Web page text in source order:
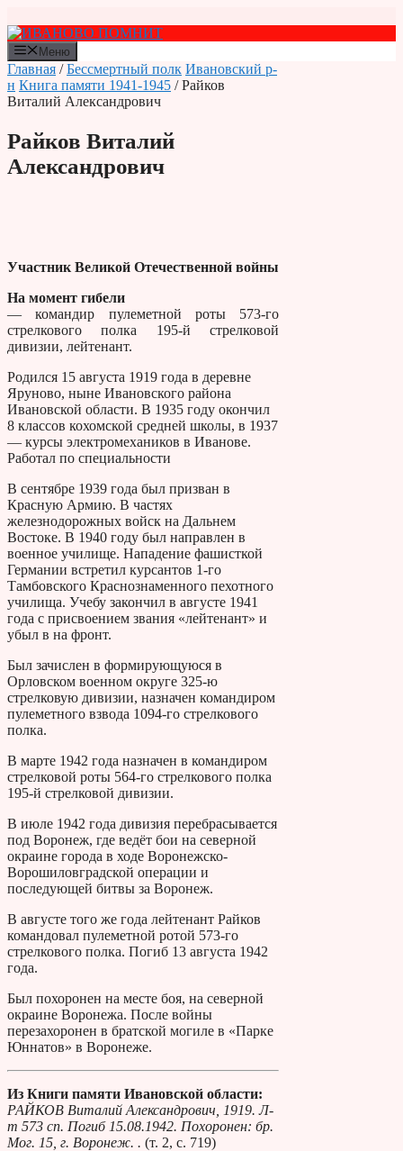
к
содержимому
Меню
Главная /Бессмертный полк Ивановский р-
н Книга памяти 1941-1945 / Райков
Виталий Александрович
Райков Виталий
Александрович
Участник Великой Отечественной войны
На момент гибели
— командир пулеметной роты 573-го
стрелкового полка 195-й стрелковой
дивизии, лейтенант.
Родился 15 августа 1919 года в деревне
Яруново, ныне Ивановского района
Ивановской области. В 1935 году окончил
8 классов кохомской средней школы, в 1937
— курсы электромехаников в Иванове.
Работал по специальности
В сентябре 1939 года был призван в
Красную Армию. В частях
железнодорожных войск на Дальнем
Востоке. В 1940 году был направлен в
военное училище. Нападение фашисткой
Германии встретил курсантов 1-го
Тамбовского Краснознаменного пехотного
училища. Учебу закончил в августе 1941
года с присвоением звания «лейтенант» и
убыл в на фронт.
Был зачислен в формирующуюся в
Орловском военном округе 325-ю
стрелковую дивизии, назначен командиром
пулеметного взвода 1094-го стрелкового
полка.
В марте 1942 года назначен в командиром
стрелковой роты 564-го стрелкового полка
195-й стрелковой дивизии.
В июле 1942 года дивизия перебрасывается
под Воронеж, где ведёт бои на северной
окраине города в ходе Воронежско-
Ворошиловградской операции и
последующей битвы за Воронеж.
В августе того же года лейтенант Райков
командовал пулеметной ротой 573-го
стрелкового полка. Погиб 13 августа 1942
года.
Был похоронен на месте боя, на северной
окраине Воронежа. После войны
перезахоронен в братской могиле в «Парке
Юннатов» в Воронеже.
Из Книги памяти Ивановской области:
РАЙКОВ Виталий Александрович, 1919. Л-
т 573 сп. Погиб 15.08.1942. Похоронен: бр.
Мог. 15, г. Воронеж. . (т. 2, с. 719)